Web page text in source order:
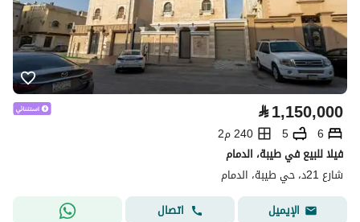
⃁1,150,000
6
5
240 م2
فيلا للبيع في طيبة، الدمام
شارع 21د، حي طيبة، الدمام
الإيميل
اتصال